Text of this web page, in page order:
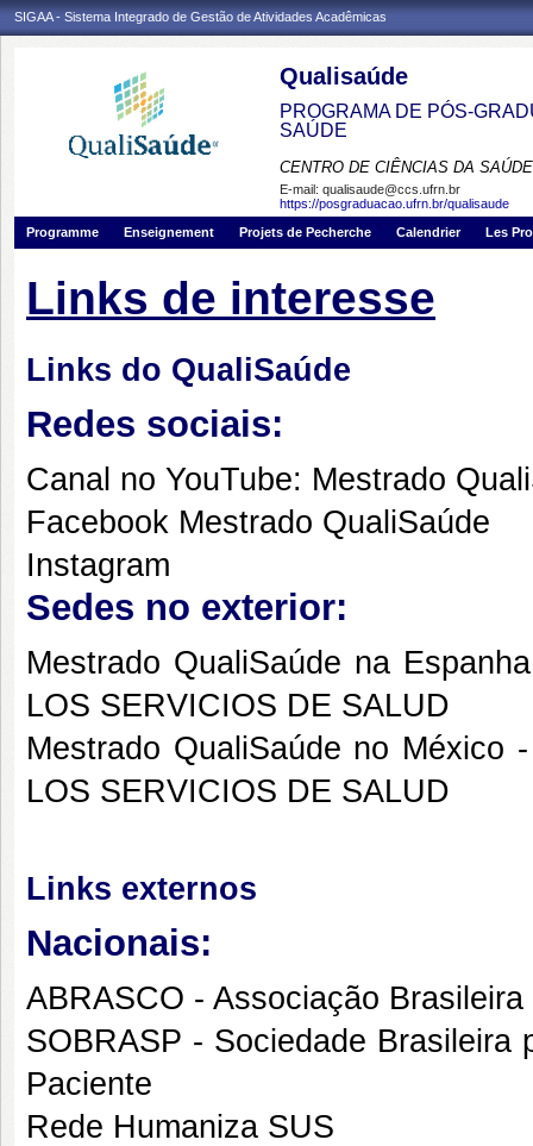
SIGAA - Sistema Integrado de Gestão de Atividades Acadêmicas
Qualisaúde
PROGRAMA DE PÓS-
SAÚDE
CENTRO DE CIÊNCIAS DA SAÚDE
E-mail: qualisaude@ccs.ufrn.br
https://posgraduacao.ufrn.br/qualisaude
Programme
Enseignement Projets de Pecherche Calendrier Les
Links de interesse
Links do QualiSaúde
Redes sociais:
Canal no YouTube: Mestrado
Facebook Mestrado QualiSaúde
Instagram
Sedes no exterior:
Mestrado QualiSaúde na
LOS SERVICIOS DE SALUD
Mestrado QualiSaúde no México
LOS SERVICIOS DE SALUD
Links externos
Nacionais:
ABRASCO - Associação
SOBRASP - Sociedade
Paciente
Rede Humaniza SUS